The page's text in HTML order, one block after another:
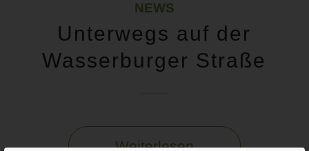
NEWS
Unterwegs auf der
Wasserburger Straße
Weiterlesen